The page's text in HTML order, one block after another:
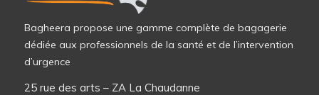
Bagheera propose une gamme complète de bagagerie
dédiée aux professionnels de la santé et de l’intervention
d’urgence
25 rue des arts – ZA La Chaudanne